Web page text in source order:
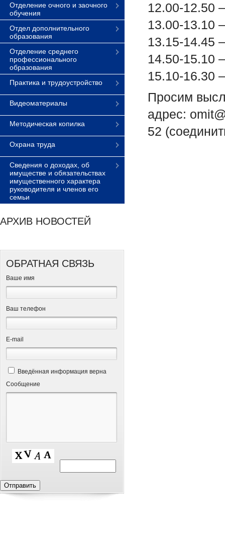
Отделение очного и заочного
обучения
Отдел дополнительного
образования
Отделение среднего
профессионального
образования
Практика и трудоустройство
Видеоматериалы
Методическая копилка
Охрана труда
Сведения о доходах, об
имуществе и обязательствах
имущественного характера
руководителя и членов его
семьи
АРХИВ НОВОСТЕЙ
ОБРАТНАЯ СВЯЗЬ
Ваше имя
Ваш телефон
Е-mail
Введённая информация верна
Сообщение
12.00-12.50
13.00-13.10
13.15-14.45
14.50-15.10
15.10-16.30
Просим
адрес:
52